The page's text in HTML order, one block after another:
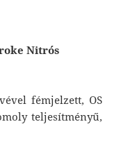
Nitrós
fémjelzett, OS
teljesítményű,